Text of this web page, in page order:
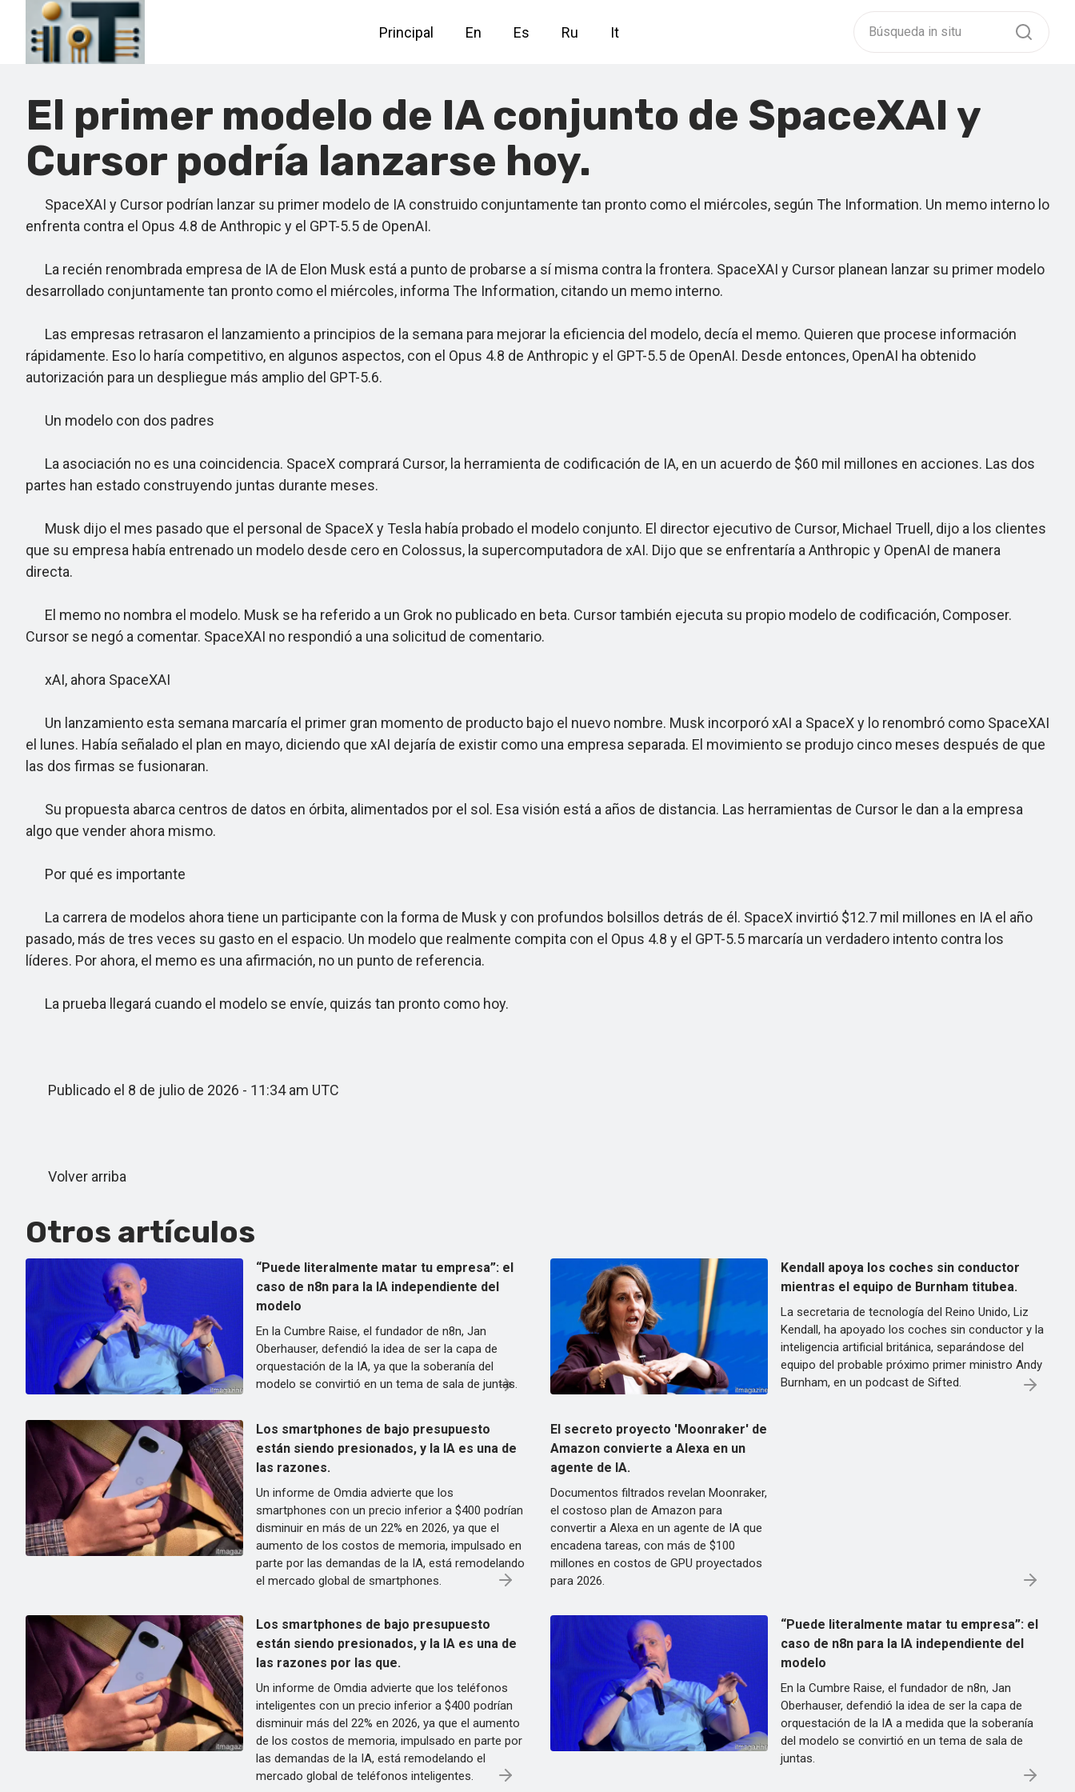
Principal En Es Ru It
El primer modelo de IA conjunto de SpaceXAI y
Cursor podría lanzarse hoy.
SpaceXAI y Cursor podrían lanzar su primer modelo de IA construido conjuntamente tan pronto como el miércoles, según The Information. Un memo interno lo
enfrenta contra el Opus 4.8 de Anthropic y el GPT-5.5 de OpenAI.
La recién renombrada empresa de IA de Elon Musk está a punto de probarse a sí misma contra la frontera. SpaceXAI y Cursor planean lanzar su primer modelo
desarrollado conjuntamente tan pronto como el miércoles, informa The Information, citando un memo interno.
Las empresas retrasaron el lanzamiento a principios de la semana para mejorar la eficiencia del modelo, decía el memo. Quieren que procese información
rápidamente. Eso lo haría competitivo, en algunos aspectos, con el Opus 4.8 de Anthropic y el GPT-5.5 de OpenAI. Desde entonces, OpenAI ha obtenido
autorización para un despliegue más amplio del GPT-5.6.
Un modelo con dos padres
La asociación no es una coincidencia. SpaceX comprará Cursor, la herramienta de codificación de IA, en un acuerdo de $60 mil millones en acciones. Las dos
partes han estado construyendo juntas durante meses.
Musk dijo el mes pasado que el personal de SpaceX y Tesla había probado el modelo conjunto. El director ejecutivo de Cursor, Michael Truell, dijo a los clientes
que su empresa había entrenado un modelo desde cero en Colossus, la supercomputadora de xAI. Dijo que se enfrentaría a Anthropic y OpenAI de manera
directa.
El memo no nombra el modelo. Musk se ha referido a un Grok no publicado en beta. Cursor también ejecuta su propio modelo de codificación, Composer.
Cursor se negó a comentar. SpaceXAI no respondió a una solicitud de comentario.
xAI, ahora SpaceXAI
Un lanzamiento esta semana marcaría el primer gran momento de producto bajo el nuevo nombre. Musk incorporó xAI a SpaceX y lo renombró como SpaceXAI
el lunes. Había señalado el plan en mayo, diciendo que xAI dejaría de existir como una empresa separada. El movimiento se produjo cinco meses después de que
las dos firmas se fusionaran.
Su propuesta abarca centros de datos en órbita, alimentados por el sol. Esa visión está a años de distancia. Las herramientas de Cursor le dan a la empresa
algo que vender ahora mismo.
Por qué es importante
La carrera de modelos ahora tiene un participante con la forma de Musk y con profundos bolsillos detrás de él. SpaceX invirtió $12.7 mil millones en IA el año
pasado, más de tres veces su gasto en el espacio. Un modelo que realmente compita con el Opus 4.8 y el GPT-5.5 marcaría un verdadero intento contra los
líderes. Por ahora, el memo es una afirmación, no un punto de referencia.
La prueba llegará cuando el modelo se envíe, quizás tan pronto como hoy.
Publicado el 8 de julio de 2026 - 11:34 am UTC
Volver arriba
Otros artículos
“Puede literalmente matar tu empresa”: el
caso de n8n para la IA independiente del
modelo
En la Cumbre Raise, el fundador de n8n, Jan
Oberhauser, defendió la idea de ser la capa de
orquestación de la IA, ya que la soberanía del
modelo se convirtió en un tema de sala de juntas.
Kendall apoya los coches sin conductor
mientras el equipo de Burnham titubea.
La secretaria de tecnología del Reino Unido, Liz
Kendall, ha apoyado los coches sin conductor y la
inteligencia artificial británica, separándose del
equipo del probable próximo primer ministro Andy
Burnham, en un podcast de Sifted.
Los smartphones de bajo presupuesto
están siendo presionados, y la IA es una de
las razones.
Un informe de Omdia advierte que los
smartphones con un precio inferior a $400 podrían
disminuir en más de un 22% en 2026, ya que el
aumento de los costos de memoria, impulsado en
parte por las demandas de la IA, está remodelando
el mercado global de smartphones.
El secreto proyecto 'Moonraker' de
Amazon convierte a Alexa en un
agente de IA.
Documentos filtrados revelan Moonraker,
el costoso plan de Amazon para
convertir a Alexa en un agente de IA que
encadena tareas, con más de $100
millones en costos de GPU proyectados
para 2026.
Los smartphones de bajo presupuesto
están siendo presionados, y la IA es una de
las razones por las que.
Un informe de Omdia advierte que los teléfonos
inteligentes con un precio inferior a $400 podrían
disminuir más del 22% en 2026, ya que el aumento
de los costos de memoria, impulsado en parte por
las demandas de la IA, está remodelando el
mercado global de teléfonos inteligentes.
“Puede literalmente matar tu empresa”: el
caso de n8n para la IA independiente del
modelo
En la Cumbre Raise, el fundador de n8n, Jan
Oberhauser, defendió la idea de ser la capa de
orquestación de la IA a medida que la soberanía
del modelo se convirtió en un tema de sala de
juntas.